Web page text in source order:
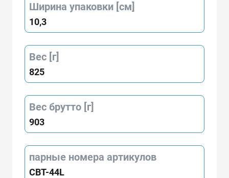
Ширина упаковки [см]
10,3
Вес [г]
825
Вес брутто [г]
903
парные номера артикулов
CBT-44L